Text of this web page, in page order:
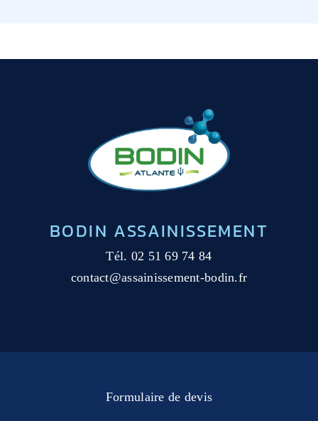
BODIN ASSAINISSEMENT
Tél. 02 51 69 74 84
contact@assainissement-bodin.fr
Formulaire de devis